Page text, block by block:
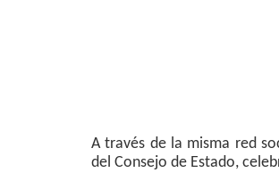
A través de la misma red
del Consejo de Estado,